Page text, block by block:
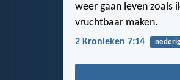
weer gaan leven zoals
vruchtbaar maken.
2 Kronieken 7:14